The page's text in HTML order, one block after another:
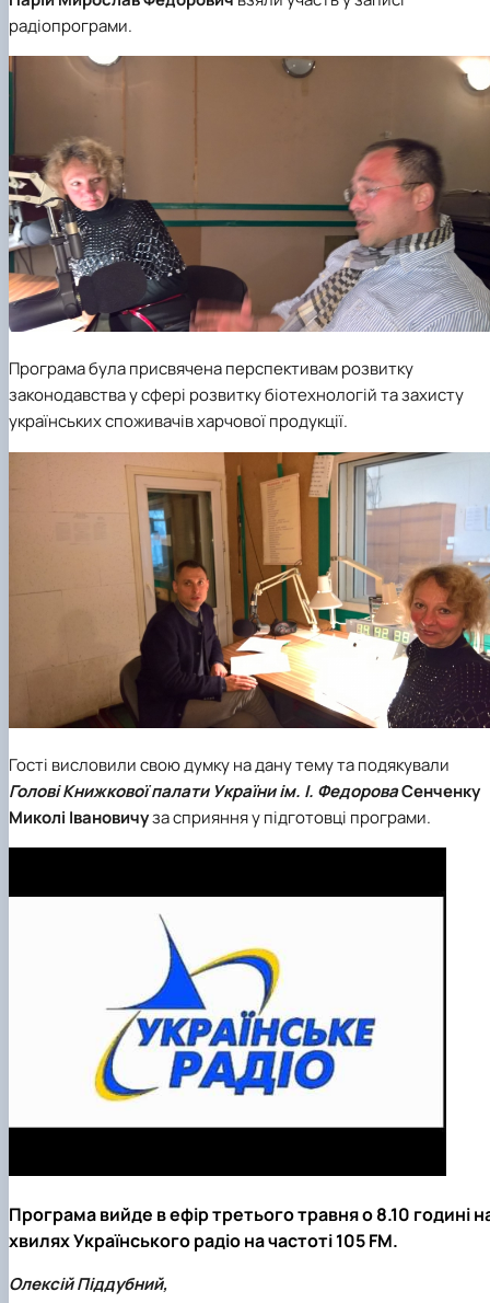
Звіт про роботу гуртка
Звіт про роботу гуртка
радіопрограми.
Програма була присвячена перспективам розвитку
законодавства у сфері розвитку біотехнологій та захисту
українських споживачів харчової продукції.
Гості висловили свою думку на дану тему та подякували
Голові Книжкової палати України ім. І. ФедороваСенченку
Миколі Івановичуза сприяння у підготовці програми.
Програма вийде в ефір третього травня о 8.10 годині
хвилях Українського радіо на частоті 105 FM.
Олексій Піддубний,